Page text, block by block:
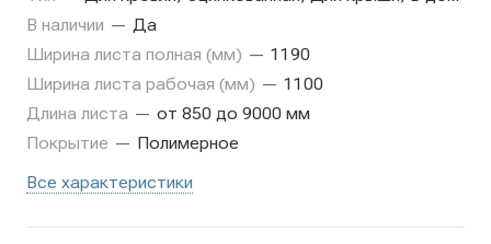
В наличии — Да
Ширина листа полная (мм) — 1190
Ширина листа рабочая (мм) — 1100
Длина листа — от 850 до 9000 мм
Покрытие — Полимерное
Все характеристики